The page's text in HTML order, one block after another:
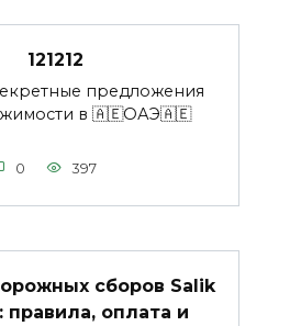
121212
предложения
в 🇦🇪ОАЭ🇦🇪
0 397
сборов Salik
правила, оплата и